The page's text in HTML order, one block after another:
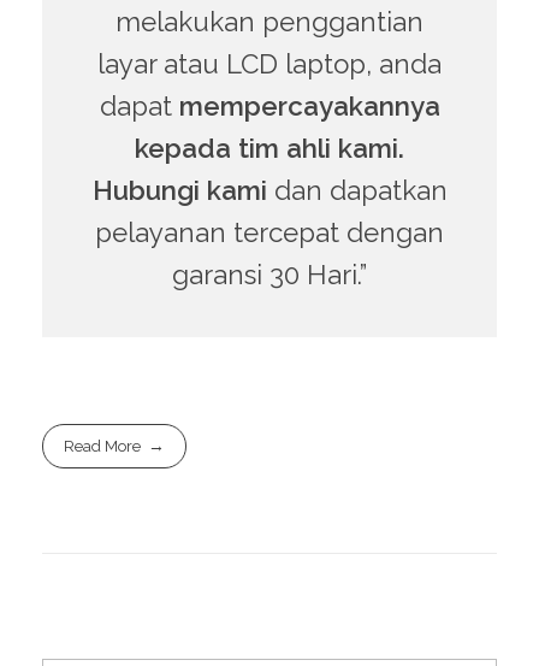
melakukan penggantian
layar atau LCD laptop, anda
dapat mempercayakannya
kepada tim ahli kami.
Hubungi kami dan dapatkan
pelayanan tercepat dengan
garansi 30 Hari.”
Read More